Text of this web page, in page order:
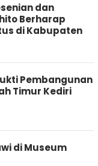
dan
Berharap
di Kabupaten
Pembangunan
Timur Kediri
di Museum